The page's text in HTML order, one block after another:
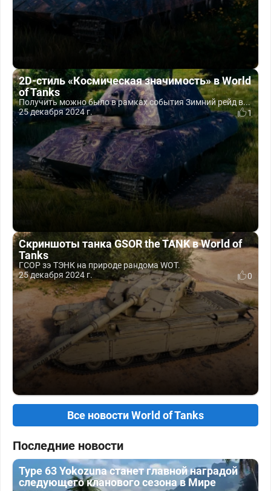
2D-стиль «Космическая значимость» в World
of Tanks
Получить можно было в рамках события Зимний рейд в...
25 декабря 2024 г.
1
Скриншоты танка GSOR the TANK в World of
Tanks
ГСОР зэ ТЭНК на природе рандома WOT.
25 декабря 2024 г.
0
Все новости World of Tanks
Последние новости
Type 63 Yokozuna станет главной наградой
следующего кланового сезона в Мире